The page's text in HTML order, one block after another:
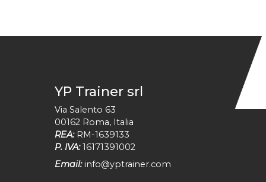
YP Trainer srl
Via Salento 63
00162 Roma, Italia
REA: RM-1639133
P. IVA: 16171391002
Email: info@yptrainer.com